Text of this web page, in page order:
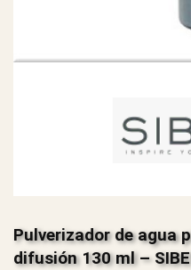
Pulverizador de agua
difusión 130 ml –